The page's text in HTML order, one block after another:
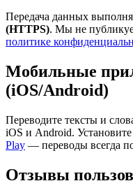
Передача данных
(HTTPS). Мы не
политике
Мобильные
(iOS/Android)
Переводите тексты и
iOS и Android.
Play — переводы всегда
Отзывы